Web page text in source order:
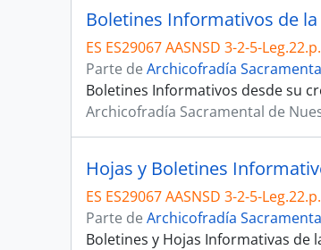
Boletines Informativos de
ES ES29067 AASNSD 3-2-5-
Parte de Archicofradía
Boletines Informativos desde su
Archicofradía Sacramental de
Hojas y Boletines
ES ES29067 AASNSD 3-2-5-
Parte de Archicofradía
Boletines y Hojas Informativas de